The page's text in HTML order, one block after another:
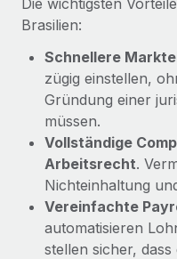
Brasilien:
Schnellere
zügig einstellen,
Gründung einer
müssen.
Vollständige
Arbeitsrecht.
Nichteinhaltung
Vereinfachte
automatisieren
stellen sicher,